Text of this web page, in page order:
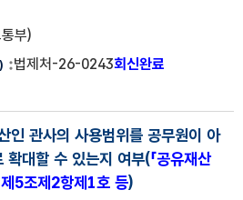
부)
법제처-26-0243회신완료
인 관사의 사용범위를 공무원이 아
확대할 수 있는지 여부(「공유재산
제5조제2항제1호 등)